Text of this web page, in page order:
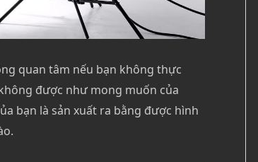
quan tâm nếu bạn không thực
được như mong muốn của
bạn là sản xuất ra bằng được hình